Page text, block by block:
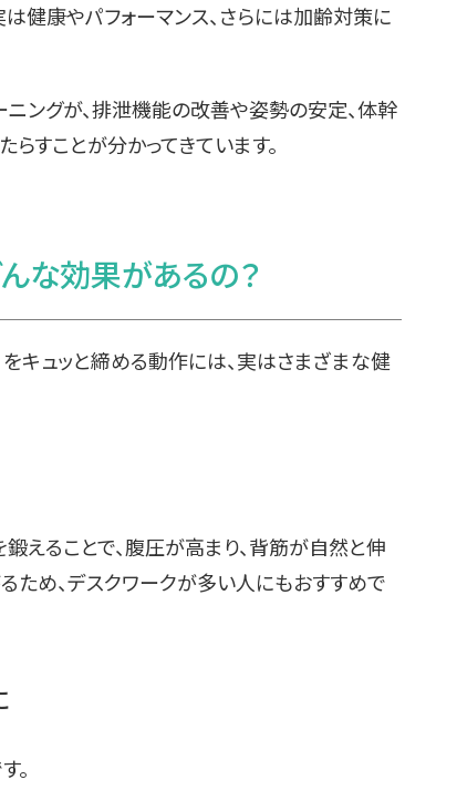
健康やパフォーマンス、さらには加齢対策に
ニングが、排泄機能の改善や姿勢の安定、体幹
すことが分かってきています。
な効果があるの？
キュッと締める動作には、実はさまざまな健
えることで、腹圧が高まり、背筋が自然と伸
ため、デスクワークが多い人にもおすすめで
。